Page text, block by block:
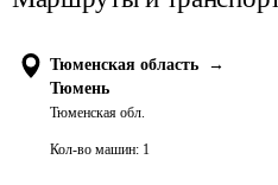
Тюменская область
→
Тюмень
Тюменская обл.
Кол-во машин: 1